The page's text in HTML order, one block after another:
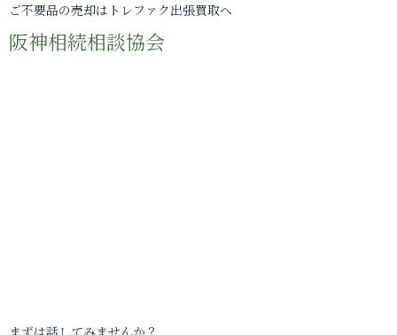
ご不要品の売却はトレファク出張買取へ
阪神相続相談協会
まずは話してみませんか？